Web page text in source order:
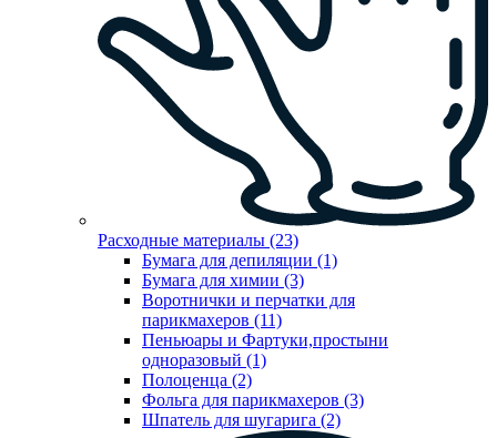
Расходные материалы (23)
Бумага для депиляции (1)
Бумага для химии (3)
Воротнички и перчатки для
парикмахеров (11)
Пеньюары и Фартуки,простыни
одноразовый (1)
Полоценца (2)
Фольга для парикмахеров (3)
Шпатель для шугарига (2)